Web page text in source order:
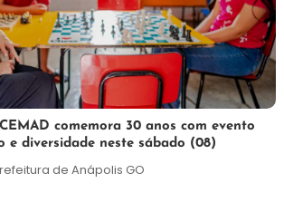
comemora 30 anos com evento
e diversidade neste sábado (08)
de Anápolis GO